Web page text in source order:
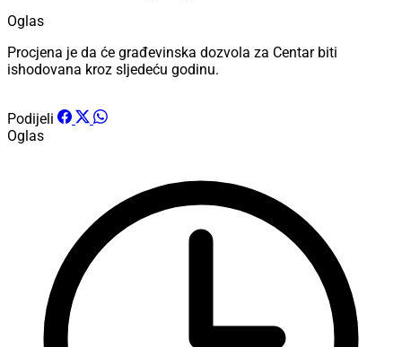
Oglas
Procjena je da će građevinska dozvola za Centar biti
ishodovana kroz sljedeću godinu.
Podijeli
Oglas